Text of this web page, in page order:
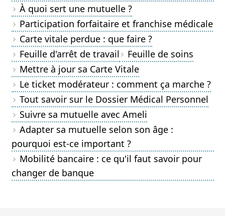
À quoi sert une mutuelle ?
Participation forfaitaire et franchise médicale
Carte vitale perdue : que faire ?
Feuille d'arrêt de travail
Feuille de soins
Mettre à jour sa Carte Vitale
Le ticket modérateur : comment ça marche ?
Tout savoir sur le Dossier Médical Personnel
Suivre sa mutuelle avec Ameli
Adapter sa mutuelle selon son âge :
pourquoi est-ce important ?
Mobilité bancaire : ce qu'il faut savoir pour
changer de banque